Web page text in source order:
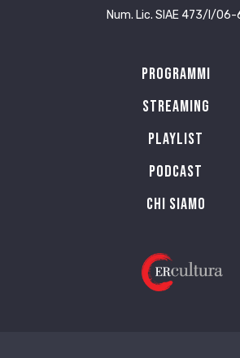
Num. Lic. SIAE 473/I/
Programmi
Streaming
Playlist
PODCAST
Chi siamo